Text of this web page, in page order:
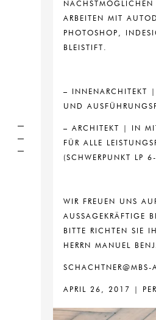
ARBEITEN MIT
PHOTOSHOP,
BLEISTIFT.
– INNENARCHITEKT
UND
– ARCHITEKT | IN
FÜR ALLE
(SCHWERPUNKT LP
WIR FREUEN UNS
AUSSAGEKRÄFTIGE
BITTE RICHTEN SIE
HERRN MANUEL
SCHACHTNER@MBS-
APRIL 26, 2017 |